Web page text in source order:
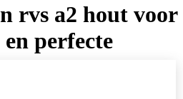
rvs a2 hout voor
perfecte